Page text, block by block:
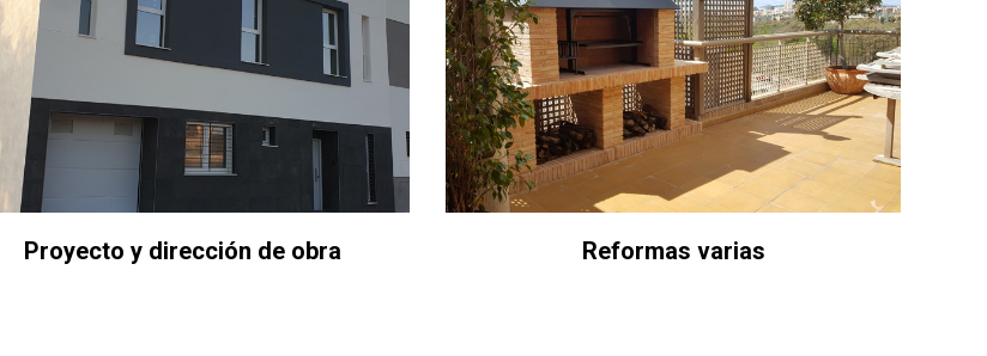
Proyecto y dirección de obra Reformas varias